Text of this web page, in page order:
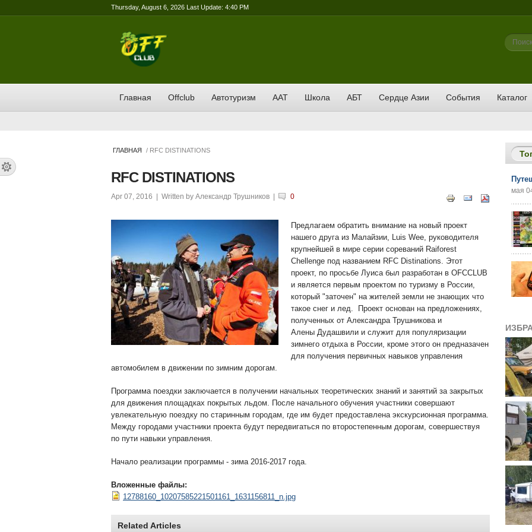
Thursday, August 6, 2026 Last Update: 4:40 PM
Поиск
Главная Offclub Автотуризм ААТ Школа АБТ Сердце Азии События Каталог
ГЛАВНАЯ / RFC DISTINATIONS
RFC DISTINATIONS
Apr 07, 2016 | Written by Александр Трушников 0
Предлагаем обратить внимание на новый проект
нашего друга из Малайзии, Luis Wee, руководителя
крупнейшей в мире серии сореваний Raiforest
Chellenge под названием RFC Distinations. Этот
проект, по просьбе Луиса был разработан в OFCCLUB
и является первым проектом по туризму в России,
который "заточен" на жителей земли не знающих что
такое снег и лед. Проект основан на предложениях,
полученных от Александра Трушникова и
Алены Дудашвили и служит для популяризации
зимнего отдыха в России, кроме этого он предназачен
для получения первичных навыков управления
автомобилем в движении по зимним дорогам.
Программа поездки заключается в получении начальных теоретических знаний и занятий за закрытых
для движения площадках покрытых льдом. После начального обучения участники совершают
увлекательную поездку по старинным городам, где им будет предоставлена экскурсионная программа.
Между городами участники проекта будут передвигаться по второстепенным дорогам, совершествуя
по пути навыки управления.
Начало реализации программы - зима 2016-2017 года.
Вложенные файлы:
12788160_10207585221501161_1631156811_n.jpg
Related Articles
мая